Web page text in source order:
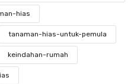
hias
tanaman-hias-untuk-pemula
keindahan-rumah